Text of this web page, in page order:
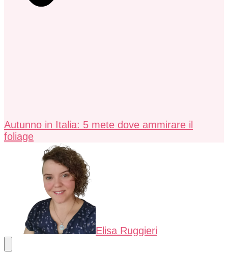
Autunno in Italia: 5 mete dove ammirare il
foliage
Elisa Ruggieri